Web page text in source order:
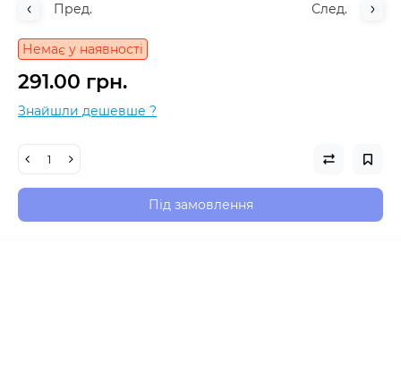
Пред. След.
Немає у наявності
291.00 грн.
Знайшли дешевше ?
Під замовлення